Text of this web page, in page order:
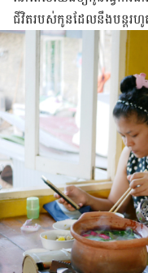
ជីវិត​របស់​កូន​ដែល​នឹង​បន្ត​